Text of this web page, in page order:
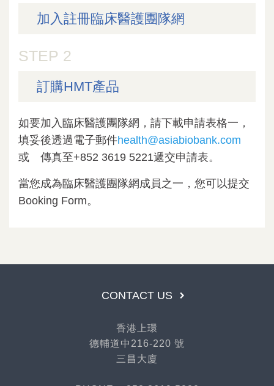
加入註冊臨床醫護團隊網
STEP 2
訂購HMT產品
如要加入臨床醫護團隊網，請下載申請表格一，
填妥後透過電子郵件health@asiabiobank.com
或 傳真至+852 3619 5221遞交申請表。
當您成為臨床醫護團隊網成員之一，您可以提交
Booking Form。
CONTACT US
香港上環
德輔道中216-220 號
三昌大廈